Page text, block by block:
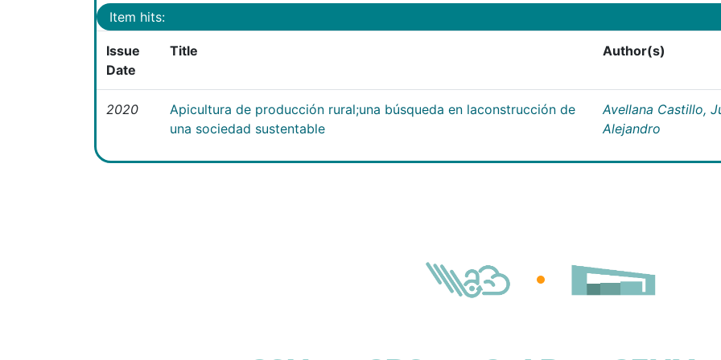
Item hits:
Issue
Date
Title Author(s)
2020
Apicultura de producción rural;una búsqueda en laconstrucción de
una sociedad sustentable
Avellana Castillo,
Alejandro